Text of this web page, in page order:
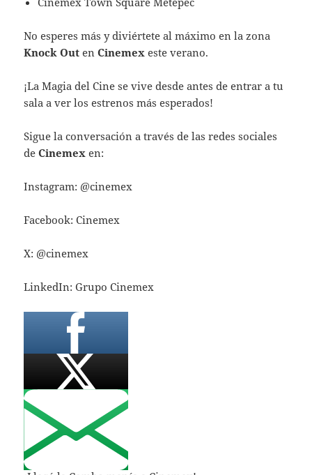
No esperes más y diviértete al máximo en la zona
Knock Out enCinemex este verano.
¡La Magia del Cine se vive desde antes de entrar a tu
sala a ver los estrenos más esperados!
Sigue la conversación a través de las redes sociales
deCinemex en:
Instagram: @cinemex
Facebook: Cinemex
X: @cinemex
LinkedIn: Grupo Cinemex